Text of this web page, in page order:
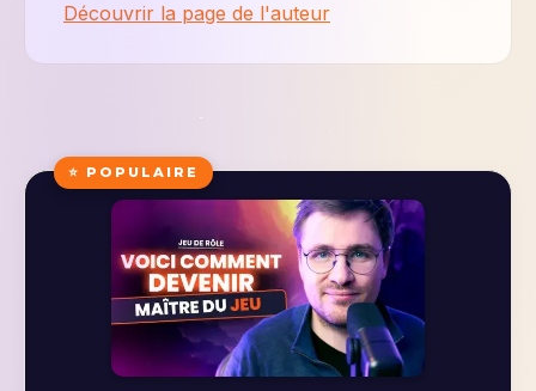
Découvrir la page de l'auteur
⭐ POPULAIRE